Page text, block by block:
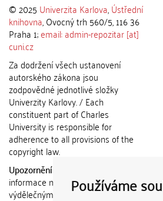
Používáme
© 2025 Univerzita Karlova,Ústřední
knihovna, Ovocný trh 560/5, 116 36
Praha 1;email: admin-repozitar [at]
cuni.cz
Za dodržení všech ustanovení
autorského zákona jsou
zodpovědné jednotlivé složky
Univerzity Karlovy. / Each
constituent part of Charles
University is responsible for
adherence to all provisions of the
copyright law.
Upozornění / Notice:
informace nemohou být použity k
výdělečným účelům nebo vydávány